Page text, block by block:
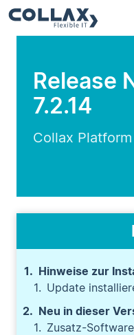
Release
7.2.14
Collax
Hinweise zur
Update
Neu in dieser
Zusatz-